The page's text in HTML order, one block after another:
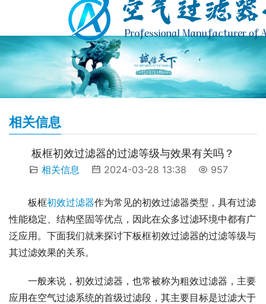
相关信息
板框初效过滤器的过滤等级与效果有关吗？
相关信息 2024-03-28 13:38 957
板框初效过滤器作为常见的初效过滤器类型，具有过滤
性能稳定、结构坚固等优点，因此在众多过滤环境中都有广
泛应用。下面我们就来探讨下板框初效过滤器的过滤等级与
其过滤效果的关系。
一般来说，初效过滤器，也常被称为粗效过滤器，主要
应用在空气过滤系统的首级过滤段，其主要目标是过滤大于